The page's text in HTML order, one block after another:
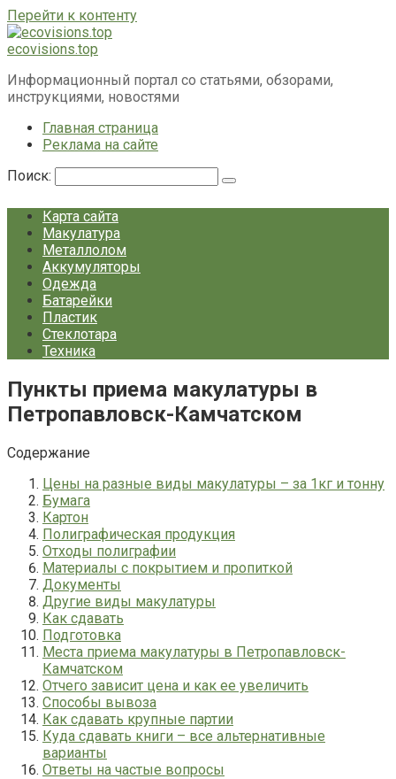
Перейти к контенту
ecovisions.top
Информационный портал со статьями, обзорами,
инструкциями, новостями
Главная страница
Реклама на сайте
Поиск:
Карта сайта
Макулатура
Металлолом
Аккумуляторы
Одежда
Батарейки
Пластик
Стеклотара
Техника
Пункты приема макулатуры в
Петропавловск-Камчатском
Содержание
Цены на разные виды макулатуры – за 1кг и тонну
Бумага
Картон
Полиграфическая продукция
Отходы полиграфии
Материалы с покрытием и пропиткой
Документы
Другие виды макулатуры
Как сдавать
Подготовка
Места приема макулатуры в Петропавловск-
Камчатском
Отчего зависит цена и как ее увеличить
Способы вывоза
Как сдавать крупные партии
Куда сдавать книги – все альтернативные
варианты
Ответы на частые вопросы